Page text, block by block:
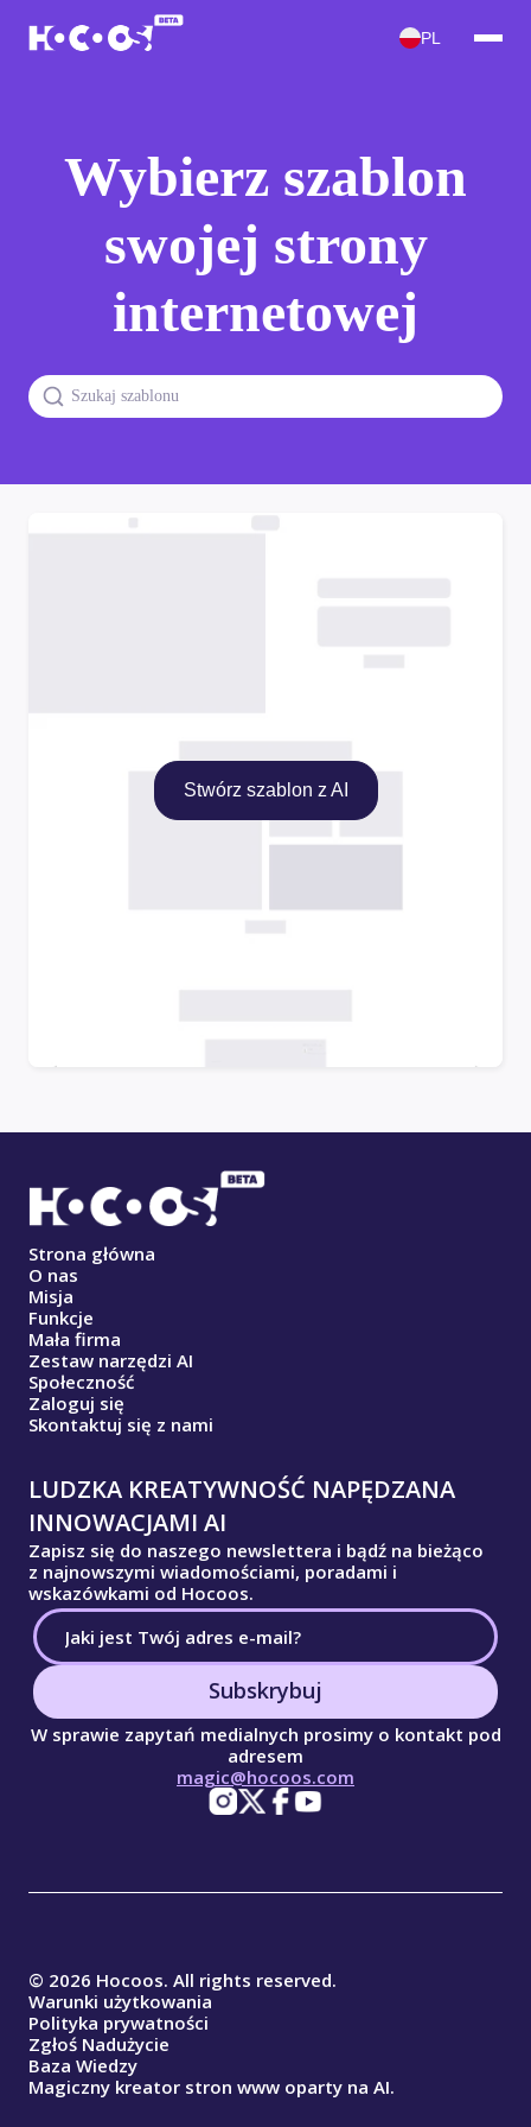
PL
Wybierz szablon
swojej strony
internetowej
Stwórz szablon z AI
Strona główna
O nas
Misja
Funkcje
Mała firma
Zestaw narzędzi AI
Społeczność
Zaloguj się
Skontaktuj się z nami
LUDZKA KREATYWNOŚĆ NAPĘDZANA
INNOWACJAMI AI
Zapisz się do naszego newslettera i bądź na bieżąco
z najnowszymi wiadomościami, poradami i
wskazówkami od Hocoos.
Subskrybuj
W sprawie zapytań medialnych prosimy o kontakt pod
adresem
magic@hocoos.com
© 2026 Hocoos. All rights reserved.
Warunki użytkowania
Polityka prywatności
Zgłoś Nadużycie
Baza Wiedzy
Magiczny kreator stron www oparty na AI.